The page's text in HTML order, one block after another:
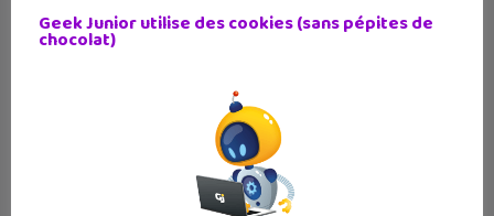
Geek Junior utilise des cookies (sans pépites de
chocolat)